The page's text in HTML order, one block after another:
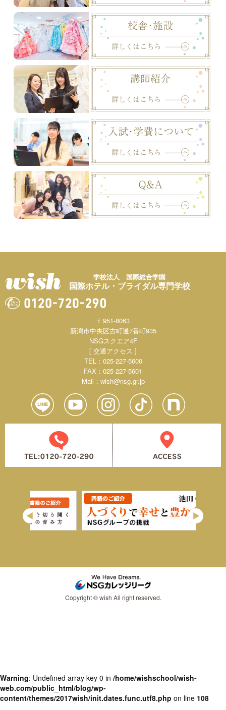
学校法人 国際総合学園
国際ホテル・ブライダル専門学校
〒951-8063
新潟市中央区古町通7番町935
NSGスクエア4F
[ 交通アクセス ]
TEL：025-227-5600
FAX：025-227-5601
Mail： wish@nsg.gr.jp
Copyright © wish All right reserved.
Warning: Undefined array key 0 in /home/wishschool/wish-
web.com/public_html/blog/wp-
content/themes/2017wish/init.dates.func.utf8.php on line 108